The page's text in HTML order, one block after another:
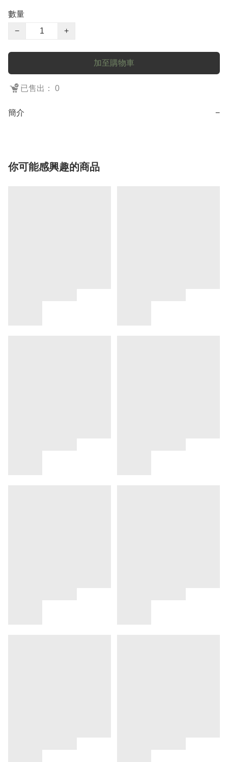
數量
−
+
加至購物車
已售出： 0
簡介 −
你可能感興趣的商品